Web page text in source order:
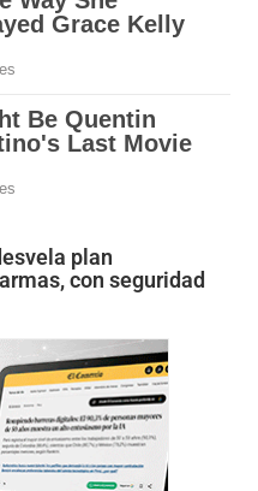
plan
con seguridad